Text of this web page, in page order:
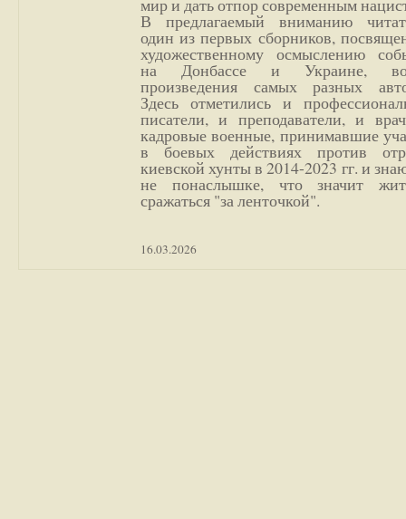
мир и дать отпор современным
В предлагаемый вниманию
один из первых сборников,
художественному осмыслению
на Донбассе и Украине,
произведения самых разных
Здесь отметились и
писатели, и преподаватели, и
кадровые военные, принимавшие
в боевых действиях против
киевской хунты в 2014-2023 гг. и
не понаслышке, что значит
сражаться "за ленточкой".
16.03.2026